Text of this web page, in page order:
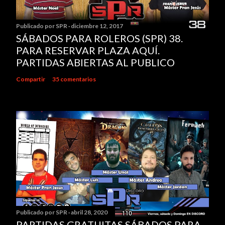
r
u
n
c
o
m
e
a
r
i
o
Publicado por SPR diciembre 12, 2017
SÁBADOS PARA ROLEROS (SPR) 38.
PARA RESERVAR PLAZA AQUÍ.
PARTIDAS ABIERTAS AL PUBLICO
Compartir 35 comentarios
Publicado por SPR abril 28, 2020